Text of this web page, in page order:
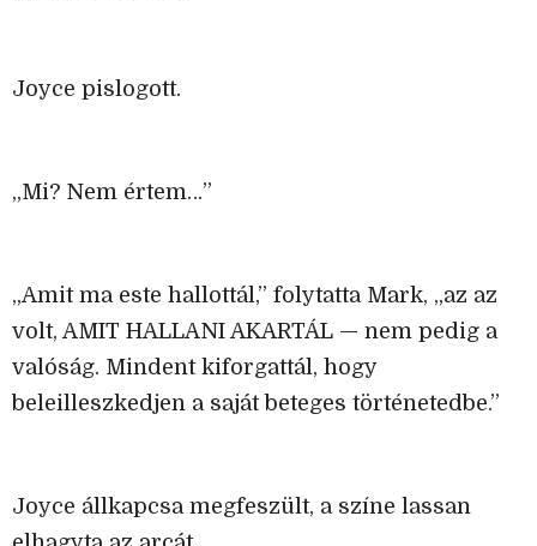
Joyce pislogott.
„Mi? Nem értem…”
„Amit ma este hallottál,” folytatta Mark, „az az
volt, AMIT HALLANI AKARTÁL — nem pedig a
valóság. Mindent kiforgattál, hogy
beleilleszkedjen a saját beteges történetedbe.”
Joyce állkapcsa megfeszült, a színe lassan